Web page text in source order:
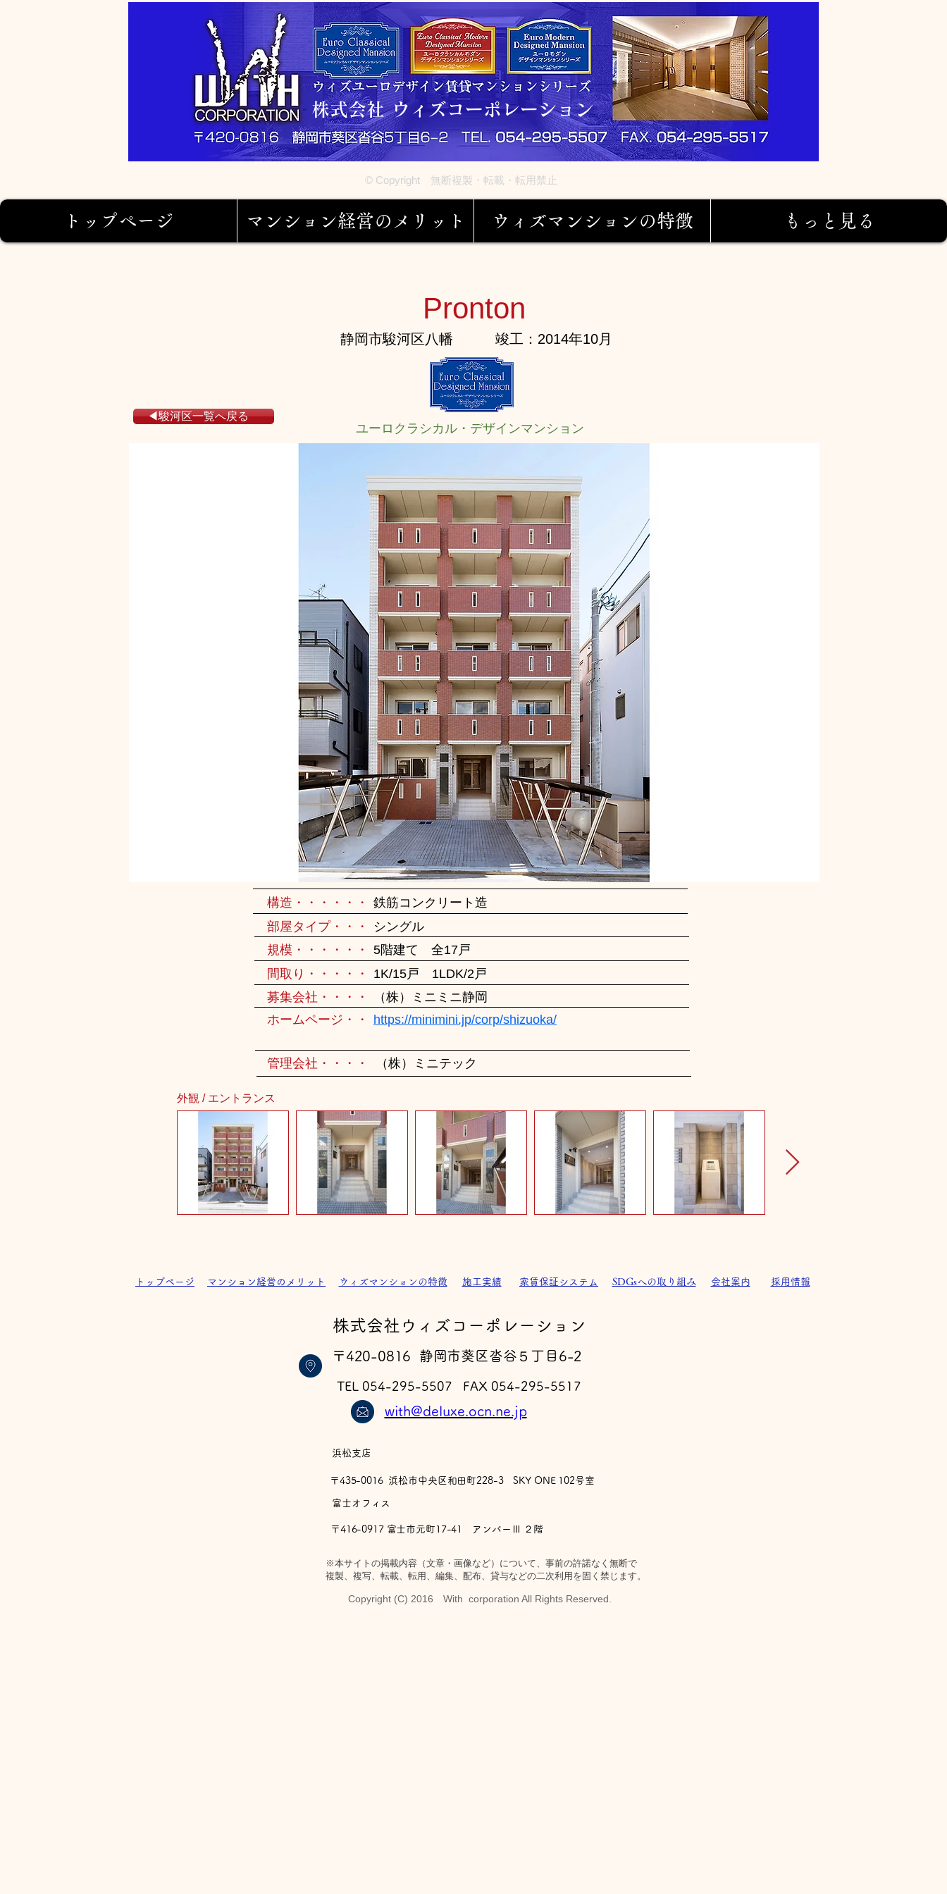
株式会社 ウィズコーポレーション
© Copyright 無断複製・転載・転用禁止
トップページ マンション経営のメリット ウィズマンションの特徴 もっと見る
Pronton
静岡市駿河区八幡 竣工：2014年10月
◀駿河区一覧へ戻る
ユーロクラシカル・デザインマンション
構造・・・・・・
鉄筋コンクリート造
シングル
部屋タイプ・・・
規模・・・・・・
5階建て 全17戸
間取り・・・・・
1K/15戸 1LDK/2戸
募集会社・・・・
（株）ミニミニ静岡
ホームページ・・
https://minimini.jp/corp/shizuoka/
管理会社・・・・ （株）ミニテック
外観 / エントランス
トップページ マンション経営のメリット ウィズマンションの特徴 施工実績 家賃保証システム SDGsへの取り組み 会社案内 採用情報
​株式会社ウィズコーポレーション
〒420-0816 静岡市葵区沓谷５丁目6-2
TEL 054-295-5507 FAX 054-295-5517
with@deluxe.ocn.ne.jp
浜松支店
〒435-0016 浜松市中央区和田町228-3 SKY ONE 102号室
​富士オフィス
〒416-0917 富士市元町17-41 アンバーⅢ ２階
※本サイトの掲載内容（文章・画像など）について、事前の許諾なく無断で
複製、複写、転載、転用、編集、配布、貸与などの二次利用を固く禁じます。
Copyright (C) 2016 With corporation All Rights Reserved.​